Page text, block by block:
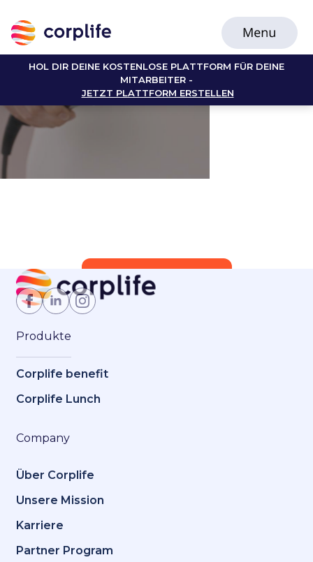
HOL DIR DEINE KOSTENLOSE PLATTFORM FÜR DEINE
MITARBEITER -
JETZT PLATTFORM ERSTELLEN
Jetzt Mitglied werden
Produkte
Corplife benefit
Corplife Lunch
Company
Über Corplife
Unsere Mission
Karriere
Partner Program